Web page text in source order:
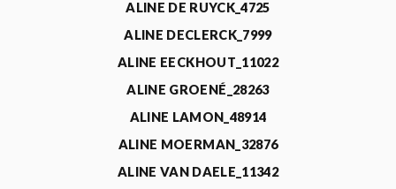
ALINE DE RUYCK_4725
ALINE DECLERCK_7999
ALINE EECKHOUT_11022
ALINE GROENÉ_28263
ALINE LAMON_48914
ALINE MOERMAN_32876
ALINE VAN DAELE_11342